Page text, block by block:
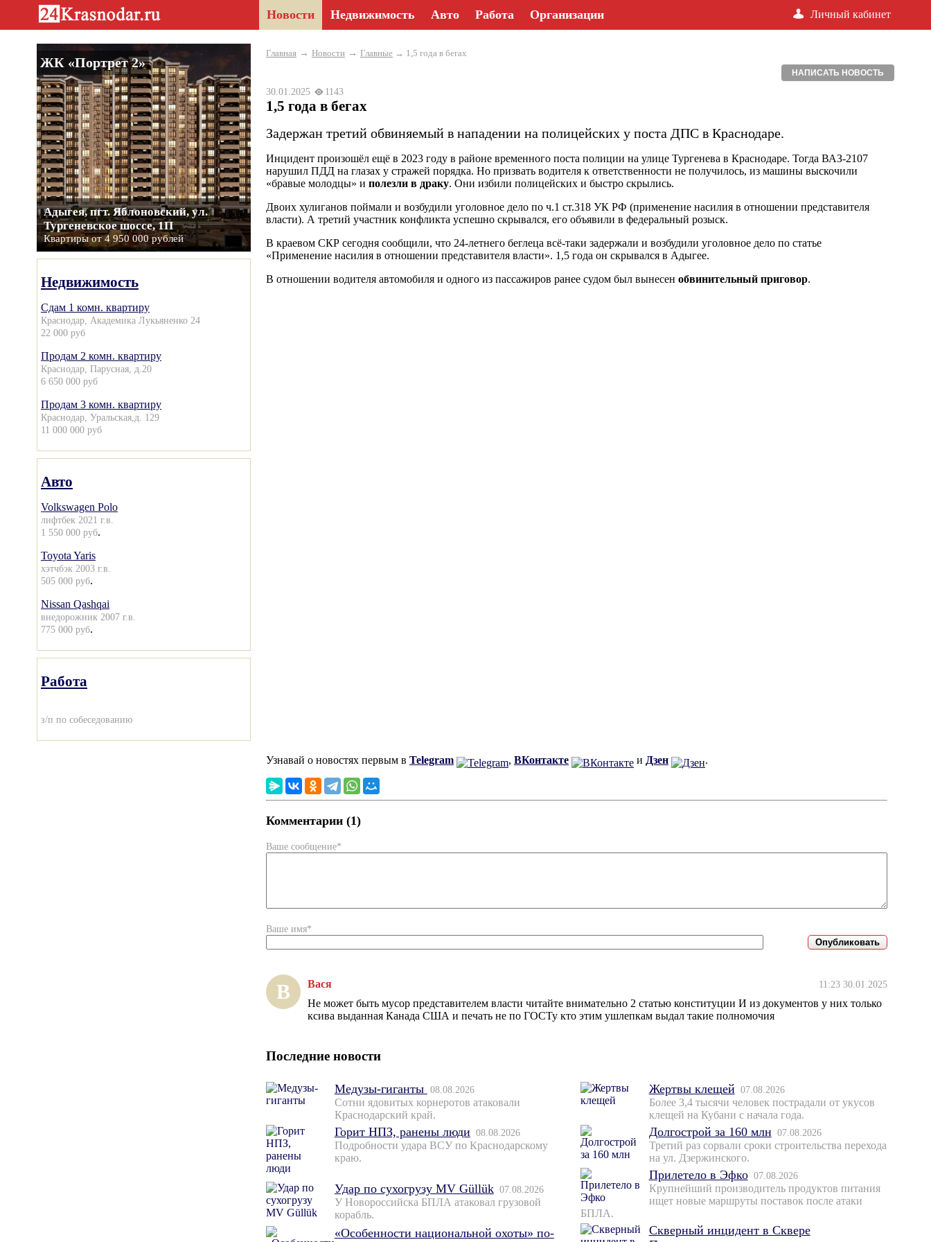
Новости Недвижимость Авто Работа Организации Личный кабинет
ЖК «Портрет 2»
Адыгея, пгт. Яблоновский, ул.
Тургеневское шоссе, 1П
Квартиры от 4 950 000 рублей
Недвижимость
Сдам 1 комн. квартиру
Краснодар, Академика Лукьяненко 24
22 000 руб
Продам 2 комн. квартиру
Краснодар, Парусная, д.20
6 650 000 руб
Продам 3 комн. квартиру
Краснодар, Уральская,д. 129
11 000 000 руб
Авто
Volkswagen Polo
лифтбек 2021 г.в.
1 550 000 руб.
Toyota Yaris
хэтчбэк 2003 г.в.
505 000 руб.
Nissan Qashqai
внедорожник 2007 г.в.
775 000 руб.
Работа
з/п по собеседованию
Главная → Новости → Главные → 1,5 года в бегах
НАПИСАТЬ НОВОСТЬ
30.01.2025 1143
1,5 года в бегах
Задержан третий обвиняемый в нападении на полицейских у поста ДПС в Краснодаре.
Инцидент произошёл ещё в 2023 году в районе временного поста полиции на улице Тургенева в Краснодаре. Тогда ВАЗ-2107
нарушил ПДД на глазах у стражей порядка. Но призвать водителя к ответственности не получилось, из машины выскочили
«бравые молодцы» и полезли в драку. Они избили полицейских и быстро скрылись.
Двоих хулиганов поймали и возбудили уголовное дело по ч.1 ст.318 УК РФ (применение насилия в отношении представителя
власти). А третий участник конфликта успешно скрывался, его объявили в федеральный розыск.
В краевом СКР сегодня сообщили, что 24-летнего беглеца всё-таки задержали и возбудили уголовное дело по статье
«Применение насилия в отношении представителя власти». 1,5 года он скрывался в Адыгее.
В отношении водителя автомобиля и одного из пассажиров ранее судом был вынесен обвинительный приговор.
Узнавай о новостях первым в Telegram , ВКонтакте и Дзен .
Комментарии (1)
Ваше сообщение*
Ваше имя*
В Вася 11:23 30.01.2025
Не может быть мусор представителем власти читайте внимательно 2 статью конституции И из документов у них только
ксива выданная Канада США и печать не по ГОСТу кто этим ушлепкам выдал такие полномочия
Последние новости
Медузы-гиганты 08.08.2026
Сотни ядовитых корнеротов атаковали
Краснодарский край.
Горит НПЗ, ранены люди 08.08.2026
Подробности удара ВСУ по Краснодарскому
краю.
Удар по сухогрузу MV Güllük 07.08.2026
У Новороссийска БПЛА атаковал грузовой
корабль.
«Особенности национальной охоты» по-
Жертвы клещей 07.08.2026
Более 3,4 тысячи человек пострадали от укусов
клещей на Кубани с начала года.
Долгострой за 160 млн 07.08.2026
Третий раз сорвали сроки строительства перехода
на ул. Дзержинского.
Прилетело в Эфко 07.08.2026
Крупнейший производитель продуктов питания
ищет новые маршруты поставок после атаки
БПЛА.
Скверный инцидент в Сквере